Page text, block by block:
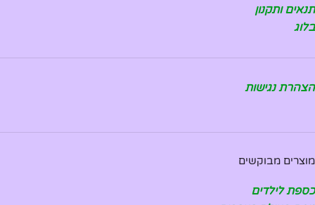
תנאים ותקנון
בלוג
הצהרת נגישות
מוצרים מבוקשים
כספת לילדים